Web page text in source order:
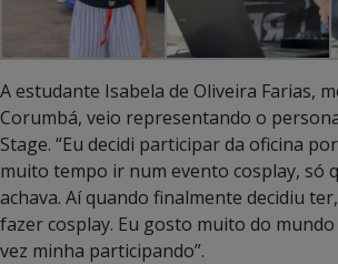
A estudante Isabela de Oliveira Farias,
Corumbá, veio representando o
Stage. “Eu decidi participar da oficina
muito tempo ir num evento cosplay, só
achava. Aí quando finalmente decidiu
fazer cosplay. Eu gosto muito do
vez minha participando”.